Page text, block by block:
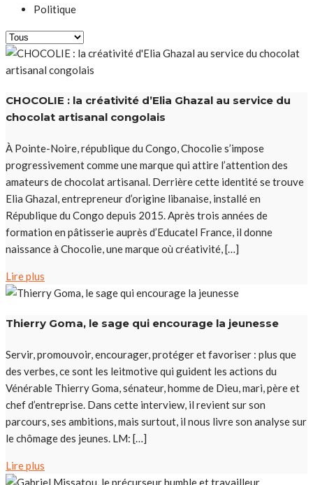
Politique
CHOCOLIE : la créativité d’Elia Ghazal au service du
chocolat artisanal congolais
À Pointe-Noire, république du Congo, Chocolie s’impose
progressivement comme une marque qui attire l’attention des
amateurs de chocolat artisanal. Derrière cette identité se trouve
Elia Ghazal, entrepreneur d’origine libanaise, installé en
République du Congo depuis 2015. Après trois années de
formation en pâtisserie auprès d’Educatel France, il donne
naissance à Chocolie, une marque où créativité, […]
Lire plus
Thierry Goma, le sage qui encourage la jeunesse
Servir, promouvoir, encourager, protéger et favoriser : plus que
des verbes, ce sont les leitmotive qui guident les actions du
Vénérable Thierry Goma, sénateur, homme de Dieu, mari, père et
chef d’entreprise. Dans cette interview, il revient sur son
parcours, ses ambitions, mais surtout, il nous livre son analyse sur
le chômage des jeunes. LM: […]
Lire plus